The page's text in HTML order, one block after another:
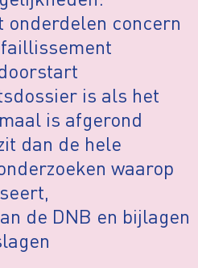
onderdelen concern
is als het
is afgerond
dan de hele
waarop
de DNB en bijlagen